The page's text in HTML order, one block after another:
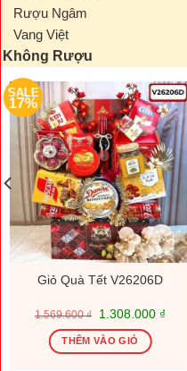
Rượu Ngâm
Vang Việt
Không Rượu
SALE
17%
Giỏ Quà Tết V26206D
1.569.600₫
Giá
là:
1.569.600 ₫.
1.308.000 ₫Giá
THÊM VÀO GIỎ